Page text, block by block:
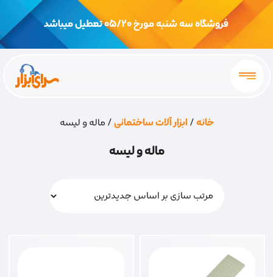
فروشگاه سه شنبه مورخ 05/20 تعطیل میباشد
خانه/ابزار آلات ساختمانی/ ماله و لیسه
ماله و لیسه